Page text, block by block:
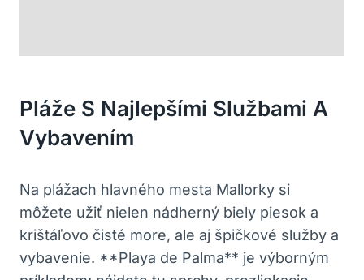
Pláže S Najlepšími Službami A
Vybavením
Na plážach hlavného mesta Mallorky si
môžete užiť nielen nádherný biely piesok a
krištáľovo čisté more, ale aj špičkové služby a
vybavenie. **Playa de Palma** je výborným